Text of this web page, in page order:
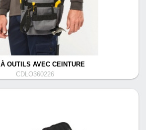
OUTILS AVEC CEINTURE
CDLO360226